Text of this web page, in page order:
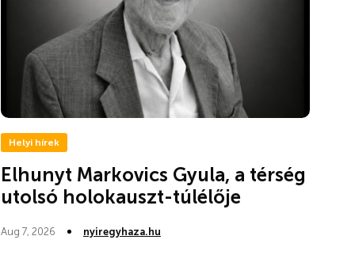
Helyi hírek
Elhunyt Markovics Gyula, a térség
utolsó holokauszt-túlélője
Aug 7, 2026 nyiregyhaza.hu